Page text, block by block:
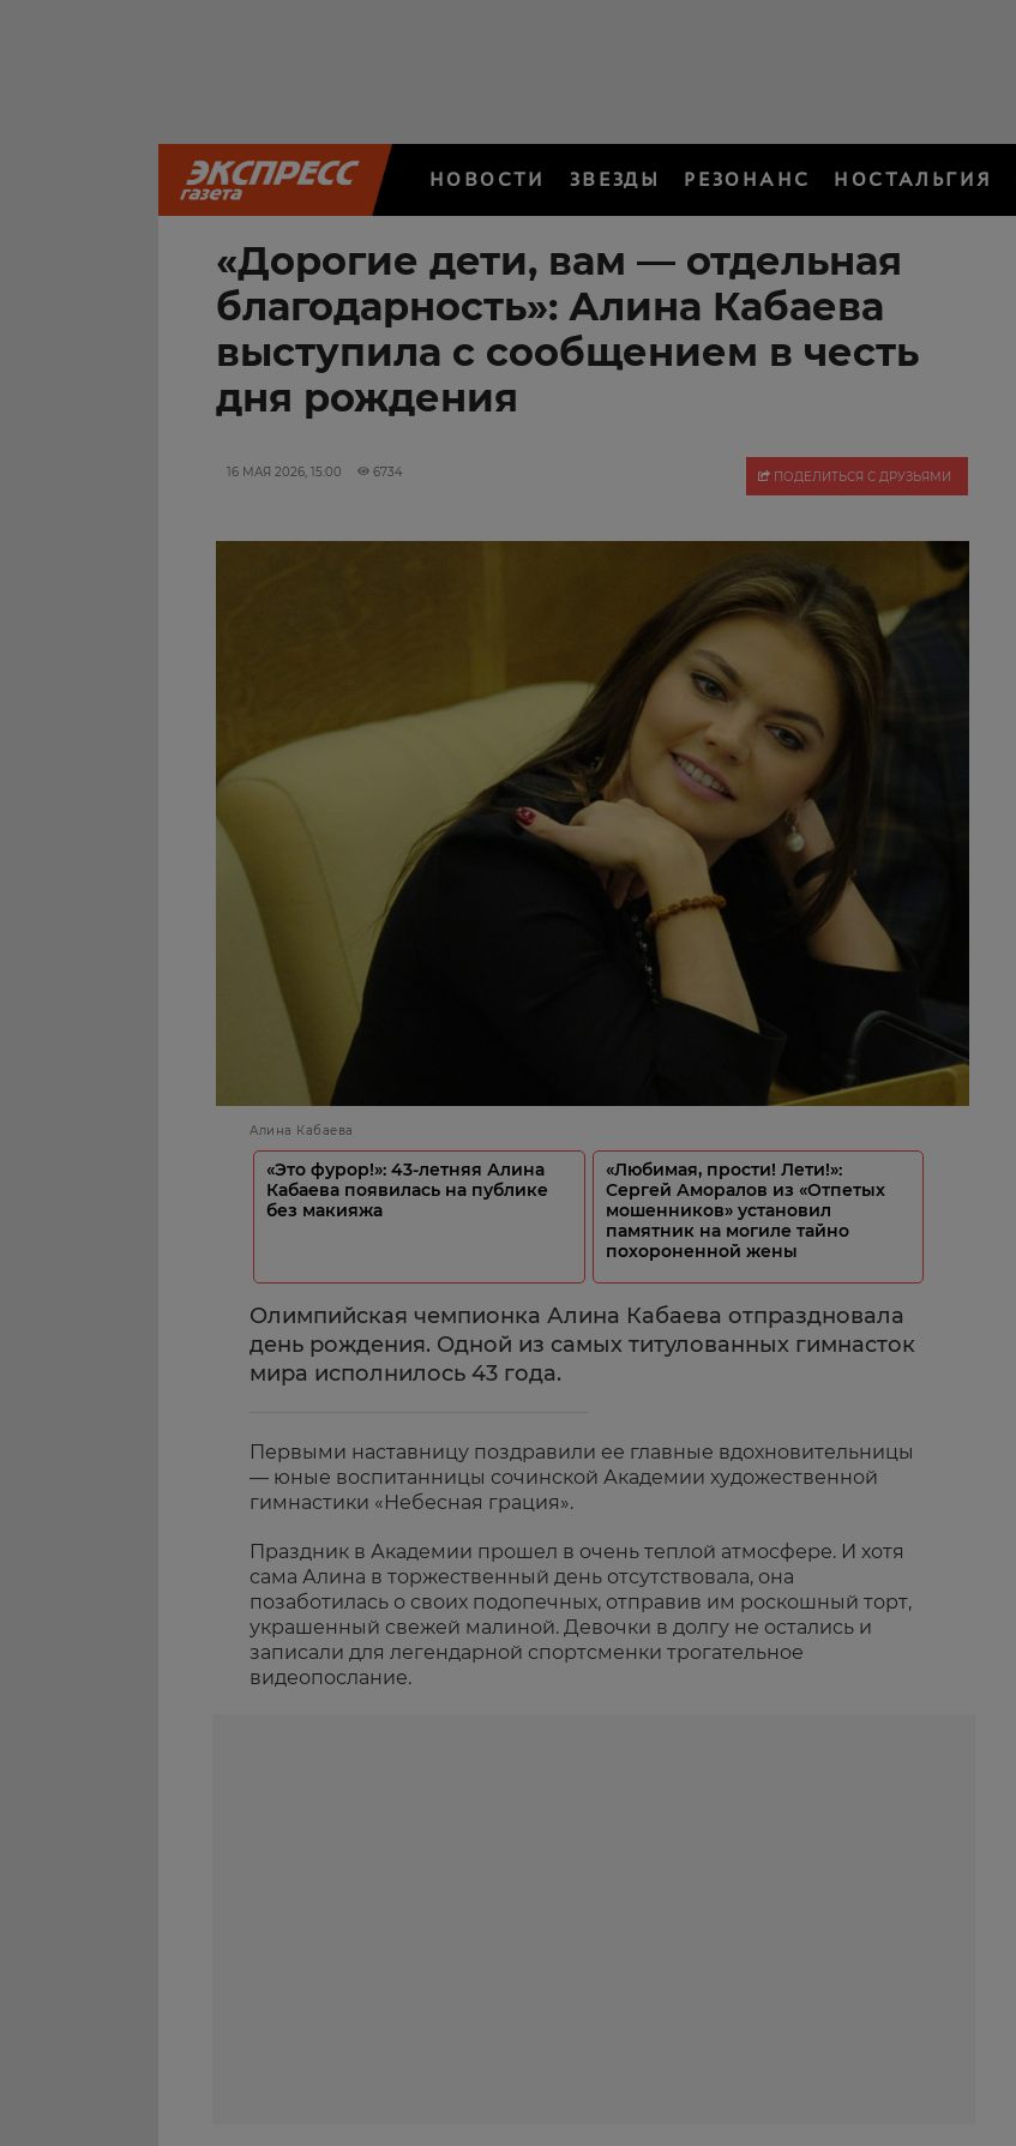
НОВОСТИ ЗВЕЗДЫ РЕЗОНАНС НОСТАЛЬГИЯ
«Дорогие дети, вам — отдельная
благодарность»: Алина Кабаева
выступила с сообщением в честь
дня рождения
16 МАЯ 2026, 15:00 6734 ПОДЕЛИТЬСЯ С ДРУЗЬЯМИ
Алина Кабаева
«Это фурор!»: 43-летняя Алина
Кабаева появилась на публике
без макияжа
«Любимая, прости! Лети!»:
Сергей Аморалов из «Отпетых
мошенников» установил
памятник на могиле тайно
похороненной жены
Олимпийская чемпионка Алина Кабаева отпраздновала
день рождения. Одной из самых титулованных гимнасток
мира исполнилось 43 года.
Первыми наставницу поздравили ее главные вдохновительницы
— юные воспитанницы сочинской Академии художественной
гимнастики «Небесная грация».
Праздник в Академии прошел в очень теплой атмосфере. И хотя
сама Алина в торжественный день отсутствовала, она
позаботилась о своих подопечных, отправив им роскошный торт,
украшенный свежей малиной. Девочки в долгу не остались и
записали для легендарной спортсменки трогательное
видеопослание.